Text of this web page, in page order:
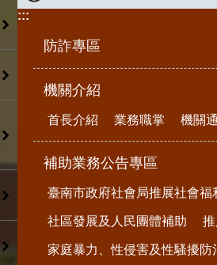
:::
防詐專區
機關介紹
首長介紹 業務職掌 機關
補助業務公告專區
臺南市政府社會局推展社會福
社區發展及人民團體補助
家庭暴力、性侵害及性騷擾防